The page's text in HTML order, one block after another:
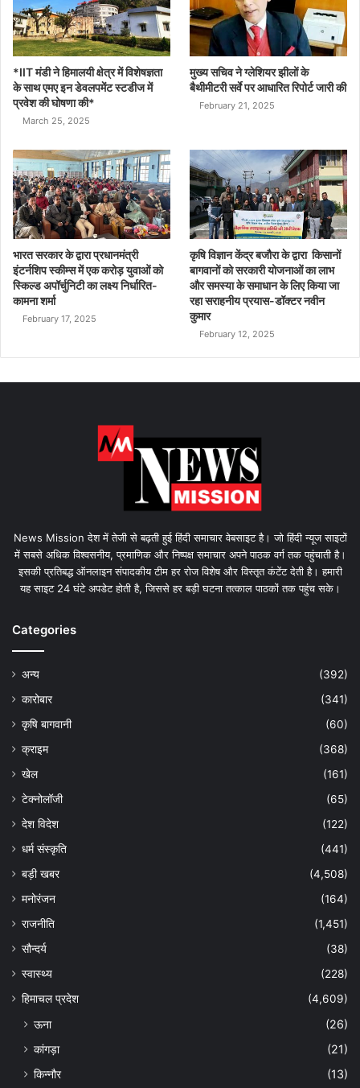
*IIT मंडी ने हिमालयी क्षेत्र में विशेषज्ञता
के साथ एमए इन डेवलपमेंट स्टडीज में
प्रवेश की घोषणा की*
March 25, 2025
मुख्य सचिव ने ग्लेशियर झीलों के
बैथीमीटरी सर्वे पर आधारित रिपोर्ट जारी की
February 21, 2025
भारत सरकार के द्वारा प्रधानमंत्री
इंटर्नशिप स्कीम्स में एक करोड़ युवाओं को
स्किल्ड अपॉर्चुनिटी का लक्ष्य निर्धारित-
कामना शर्मा
February 17, 2025
कृषि विज्ञान केंद्र बजौरा के द्वारा किसानों
बागवानों को सरकारी योजनाओं का लाभ
और समस्या के समाधान के लिए किया जा
रहा सराहनीय प्रयास-डॉक्टर नवीन
कुमार
February 12, 2025
News Mission देश में तेजी से बढ़ती हुई हिंदी समाचार वेबसाइट है। जो हिंदी न्यूज साइटों
में सबसे अधिक विश्वसनीय, प्रमाणिक और निष्पक्ष समाचार अपने पाठक वर्ग तक पहुंचाती है।
इसकी प्रतिबद्ध ऑनलाइन संपादकीय टीम हर रोज विशेष और विस्तृत कंटेंट देती है। हमारी
यह साइट 24 घंटे अपडेट होती है, जिससे हर बड़ी घटना तत्काल पाठकों तक पहुंच सके।
Categories
अन्य
(392)
कारोबार
(341)
कृषि बागवानी
(60)
क्राइम
(368)
खेल
(161)
टेक्नोलॉजी
(65)
देश विदेश
(122)
धर्म संस्कृति
(441)
बड़ी खबर
(4,508)
मनोरंजन
(164)
राजनीति
(1,451)
सौन्दर्य
(38)
स्वास्थ्य
(228)
हिमाचल प्रदेश
(4,609)
ऊना
(26)
कांगड़ा
(21)
किन्नौर
(13)